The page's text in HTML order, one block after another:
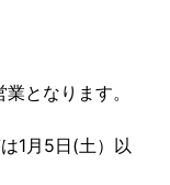
となります。
1月5日(土）以